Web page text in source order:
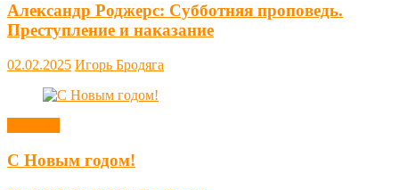
Александр Роджерс: Субботняя проповедь.
Преступление и наказание
02.02.2025 Игорь Бродяга
С Новым годом!